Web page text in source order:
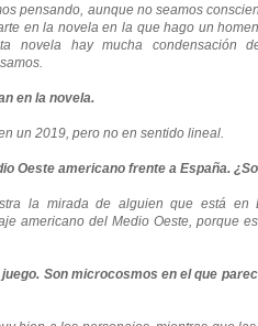
pensando, aunque no seamos
en la novela en la que hago un
novela hay mucha condensación
en la novela.
un 2019, pero no en sentido lineal.
Oeste americano frente a España.
la mirada de alguien que está en
americano del Medio Oeste, porque
Son microcosmos en el que